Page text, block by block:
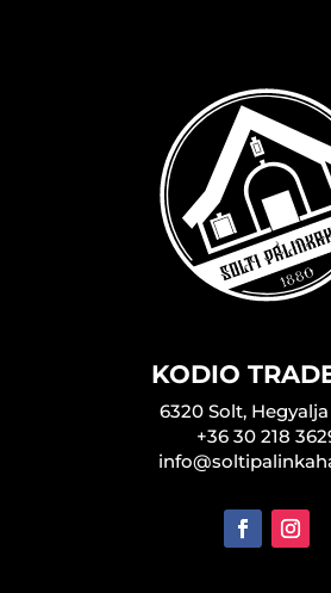
KODIO
6320 Solt, Hegyalja
+36 30 218